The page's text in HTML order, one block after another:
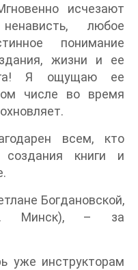
исчезают
любое
понимание
жизни и ее
Я ощущаю ее
числе во время
всем, кто
книги и
Богдановской,
(г. Минск), – за
уже инструкторам